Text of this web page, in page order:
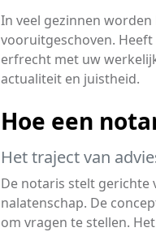
In veel gezinnen
vooruitgeschoven.
erfrecht met uw
actualiteit en juistheid.
Hoe een
Het traject van
De notaris stelt gerichte
nalatenschap. De
om vragen te stellen.